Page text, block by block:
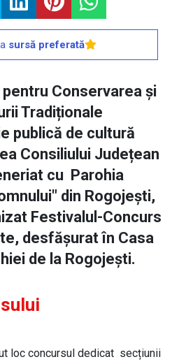
sursă preferată
Conservarea și
Tradiționale
publică de cultură
Consiliului Județean
cu Parohia
din Rogojești,
Festivalul-Concurs
desfășurat în Casa
de la Rogojești.
loc concursul dedicat secțiunii